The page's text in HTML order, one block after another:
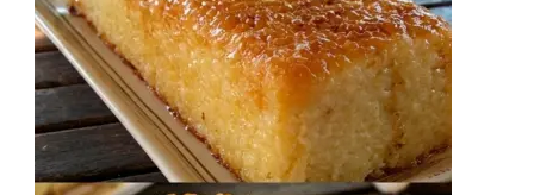
para
Renda
Extra!